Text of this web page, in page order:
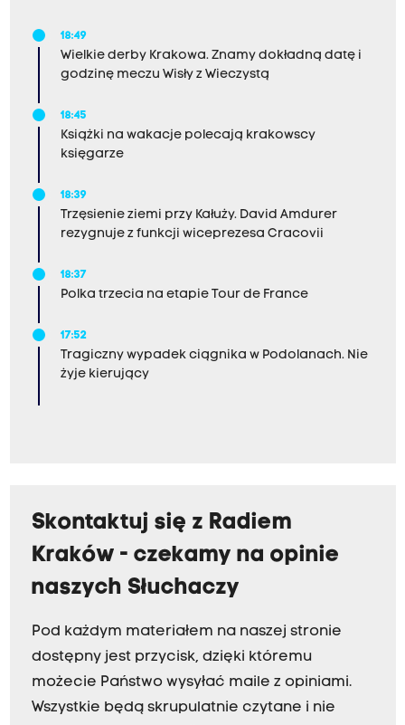
18:49
Wielkie derby Krakowa. Znamy dokładną datę i
godzinę meczu Wisły z Wieczystą
18:45
Książki na wakacje polecają krakowscy
księgarze
18:39
Trzęsienie ziemi przy Kałuży. David Amdurer
rezygnuje z funkcji wiceprezesa Cracovii
18:37
Polka trzecia na etapie Tour de France
17:52
Tragiczny wypadek ciągnika w Podolanach. Nie
żyje kierujący
Skontaktuj się z Radiem
Kraków - czekamy na opinie
naszych Słuchaczy
Pod każdym materiałem na naszej stronie
dostępny jest przycisk, dzięki któremu
możecie Państwo wysyłać maile z opiniami.
Wszystkie będą skrupulatnie czytane i nie